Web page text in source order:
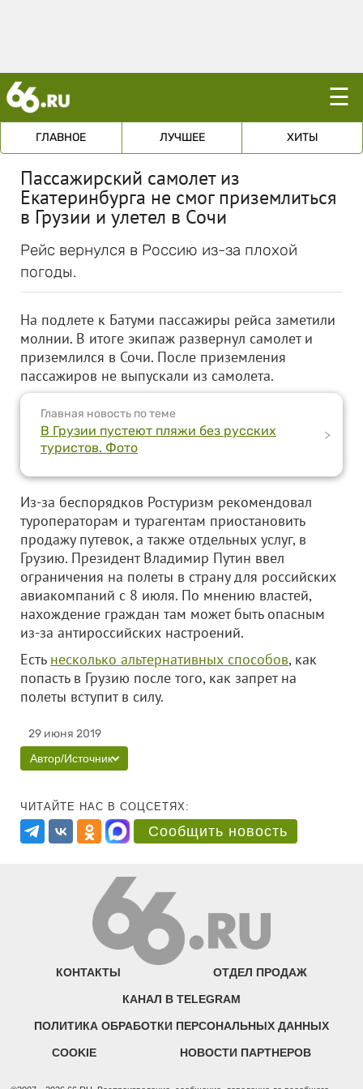
☰
ГЛАВНОЕ ЛУЧШЕЕ ХИТЫ
Пассажирский самолет из
Екатеринбурга не смог приземлиться
в Грузии и улетел в Сочи
Рейс вернулся в Россию из-за плохой
погоды.
На подлете к Батуми пассажиры рейса заметили
молнии. В итоге экипаж развернул самолет и
приземлился в Сочи. После приземления
пассажиров не выпускали из самолета.
Главная новость по теме
В Грузии пустеют пляжи без русских
туристов. Фото
>
Из-за беспорядков Ростуризм рекомендовал
туроператорам и турагентам приостановить
продажу путевок, а также отдельных услуг, в
Грузию. Президент Владимир Путин ввел
ограничения на полеты в страну для российских
авиакомпаний с 8 июля. По мнению властей,
нахождение граждан там может быть опасным
из-за антироссийских настроений.
Есть несколько альтернативных способов, как
попасть в Грузию после того, как запрет на
полеты вступит в силу.
29 июня 2019
Автор/Источник
ЧИТАЙТЕ НАС В СОЦСЕТЯХ:
Сообщить новость
КОНТАКТЫ ОТДЕЛ ПРОДАЖ
КАНАЛ В TELEGRAM
ПОЛИТИКА ОБРАБОТКИ ПЕРСОНАЛЬНЫХ ДАННЫХ
COOKIE НОВОСТИ ПАРТНЕРОВ